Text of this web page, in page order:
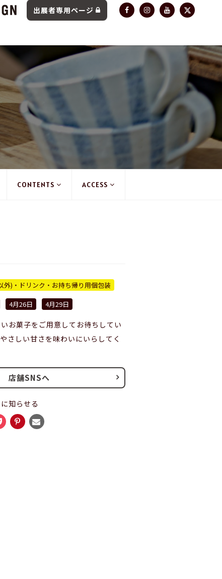
出展者専用ページ
CONTENTS ACCESS
外)・ドリンク・お持ち帰り用個包装
4月26日 4月29日
お菓子をご用意してお待ちしてい
さしい甘さを味わいにいらしてく
店舗SNSへ
知らせる